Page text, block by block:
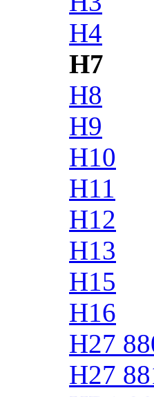
H4
H7
H8
H9
H10
H11
H12
H13
H15
H16
H27
H27